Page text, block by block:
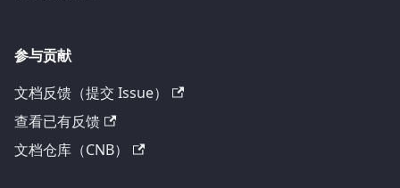
参与贡献
文档反馈（提交 Issue）
查看已有反馈
文档仓库（CNB）